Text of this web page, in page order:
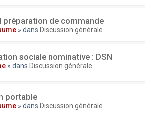
préparation de commande
» dans Discussion générale
sociale nominative : DSN
» dans Discussion générale
portable
» dans Discussion générale